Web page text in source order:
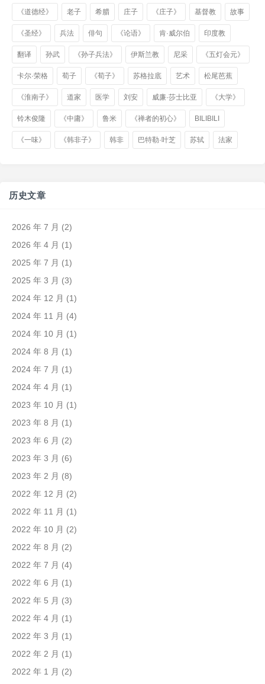
《道德经》 老子 希腊 庄子 《庄子》 基督教 故事
《圣经》 兵法 俳句 《论语》 肯·威尔伯 印度教
翻译 孙武 《孙子兵法》 伊斯兰教 尼采 《五灯会元》
卡尔·荣格 荀子 《荀子》 苏格拉底 艺术 松尾芭蕉
《淮南子》 道家 医学 刘安 威廉·莎士比亚 《大学》
铃木俊隆 《中庸》 鲁米 《禅者的初心》 BILIBILI
《一味》 《韩非子》 韩非 巴特勒·叶芝 苏轼 法家
历史文章
2026 年 7 月 (2)
2026 年 4 月 (1)
2025 年 7 月 (1)
2025 年 3 月 (3)
2024 年 12 月 (1)
2024 年 11 月 (4)
2024 年 10 月 (1)
2024 年 8 月 (1)
2024 年 7 月 (1)
2024 年 4 月 (1)
2023 年 10 月 (1)
2023 年 8 月 (1)
2023 年 6 月 (2)
2023 年 3 月 (6)
2023 年 2 月 (8)
2022 年 12 月 (2)
2022 年 11 月 (1)
2022 年 10 月 (2)
2022 年 8 月 (2)
2022 年 7 月 (4)
2022 年 6 月 (1)
2022 年 5 月 (3)
2022 年 4 月 (1)
2022 年 3 月 (1)
2022 年 2 月 (1)
2022 年 1 月 (2)